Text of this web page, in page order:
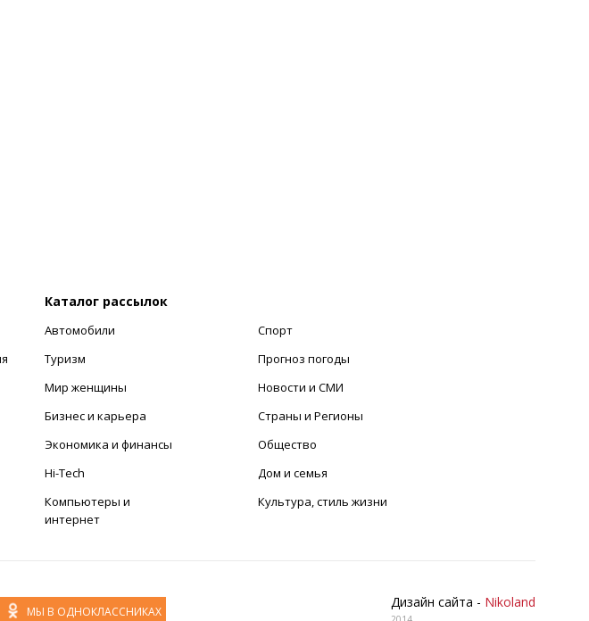
Каталог рассылок
Автомобили
Туризм
Мир женщины
Бизнес и карьера
Экономика и финансы
Hi-Tech
Компьютеры и
интернет
Спорт
Прогноз погоды
Новости и СМИ
Страны и Регионы
Общество
Дом и семья
Культура, стиль жизни
Дизайн сайта - Nikoland
МЫ В ОДНОКЛАССНИКАХ